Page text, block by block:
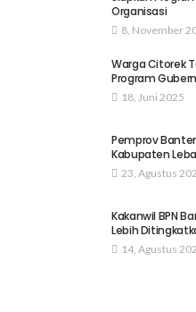
Organisasi
8, November
Warga Citorek
Program
18, Juni 2025
Pemprov
Kabupaten
23, Agustus
Kakanwil BPN
Lebih
14, Agustus